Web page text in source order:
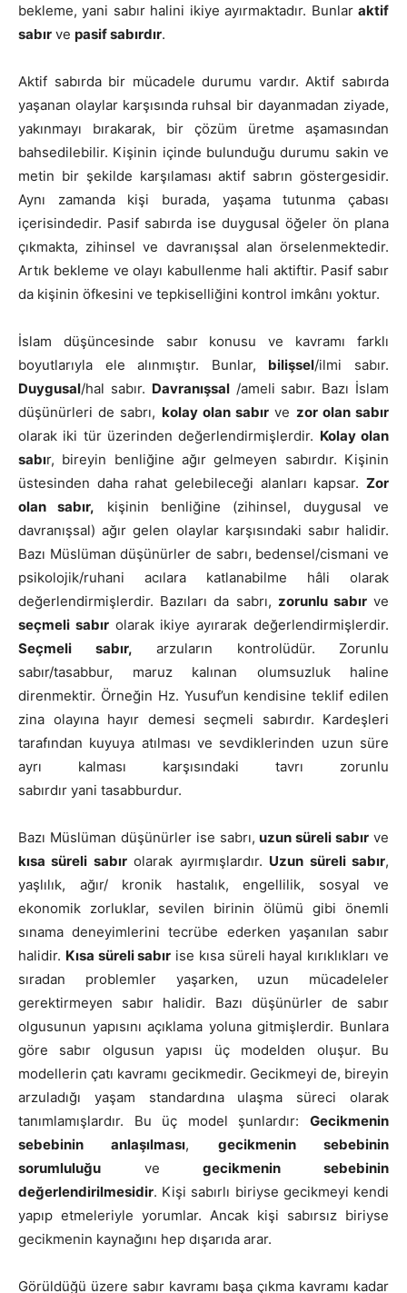
bekleme, yani sabır halini ikiye ayırmaktadır. Bunlar aktif
sabır ve pasif sabırdır.
Aktif sabırda bir mücadele durumu vardır. Aktif sabırda
yaşanan olaylar karşısında ruhsal bir dayanmadan ziyade,
yakınmayı bırakarak, bir çözüm üretme aşamasından
bahsedilebilir. Kişinin içinde bulunduğu durumu sakin ve
metin bir şekilde karşılaması aktif sabrın göstergesidir.
Aynı zamanda kişi burada, yaşama tutunma çabası
içerisindedir. Pasif sabırda ise duygusal öğeler ön plana
çıkmakta, zihinsel ve davranışsal alan örselenmektedir.
Artık bekleme ve olayı kabullenme hali aktiftir. Pasif sabır
da kişinin öfkesini ve tepkiselliğini kontrol imkânı yoktur.
İslam düşüncesinde sabır konusu ve kavramı farklı
boyutlarıyla ele alınmıştır. Bunlar, bilişsel/ilmi sabır.
Duygusal/hal sabır. Davranışsal/ameli sabır. Bazı İslam
düşünürleri de sabrı, kolay olan sabır ve zor olan sabır
olarak iki tür üzerinden değerlendirmişlerdir. Kolay olan
sabır, bireyin benliğine ağır gelmeyen sabırdır. Kişinin
üstesinden daha rahat gelebileceği alanları kapsar. Zor
olan sabır, kişinin benliğine (zihinsel, duygusal ve
davranışsal) ağır gelen olaylar karşısındaki sabır halidir.
Bazı Müslüman düşünürler de sabrı, bedensel/cismani ve
psikolojik/ruhani acılara katlanabilme hâli olarak
değerlendirmişlerdir. Bazıları da sabrı, zorunlu sabırve
seçmeli sabırolarak ikiye ayırarak değerlendirmişlerdir.
Seçmeli sabır, arzuların kontrolüdür. Zorunlu
sabır/tasabbur, maruz kalınan olumsuzluk haline
direnmektir. Örneğin Hz. Yusuf’un kendisine teklif edilen
zina olayına hayır demesi seçmeli sabırdır. Kardeşleri
tarafından kuyuya atılması ve sevdiklerinden uzun süre
ayrı kalması karşısındaki tavrı zorunlu
sabırdır yani tasabburdur.
Bazı Müslüman düşünürler ise sabrı,uzun süreli sabır ve
kısa süreli sabırolarak ayırmışlardır. Uzun süreli sabır,
yaşlılık, ağır/ kronik hastalık, engellilik, sosyal ve
ekonomik zorluklar, sevilen birinin ölümü gibi önemli
sınama deneyimlerini tecrübe ederken yaşanılan sabır
halidir. Kısa süreli sabır ise kısa süreli hayal kırıklıkları ve
sıradan problemler yaşarken, uzun mücadeleler
gerektirmeyen sabır halidir. Bazı düşünürler de sabır
olgusunun yapısını açıklama yoluna gitmişlerdir. Bunlara
göre sabır olgusun yapısı üç modelden oluşur. Bu
modellerin çatı kavramı gecikmedir. Gecikmeyi de, bireyin
arzuladığı yaşam standardına ulaşma süreci olarak
tanımlamışlardır. Bu üç model şunlardır: Gecikmenin
sebebinin anlaşılması, gecikmenin sebebinin
sorumluluğu vegecikmenin sebebinin
değerlendirilmesidir. Kişi sabırlı biriyse gecikmeyi kendi
yapıp etmeleriyle yorumlar. Ancak kişi sabırsız biriyse
gecikmenin kaynağını hep dışarıda arar.
Görüldüğü üzere sabır kavramı başa çıkma kavramı kadar